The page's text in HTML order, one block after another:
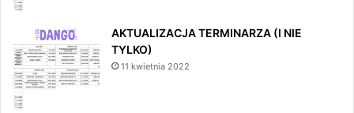
AKTUALIZACJA TERMINARZA (I NIE
TYLKO)
11 kwietnia 2022